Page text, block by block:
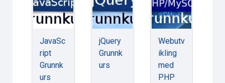
JavaSc
ript
Grunnk
urs
jQuery
Grunnk
urs
Webutv
ikling
med
PHP